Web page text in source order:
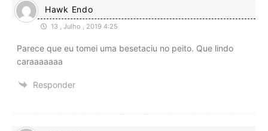
Hawk Endo
13 , Julho , 2019 4:25
Parece que eu tomei uma besetaciu no peito. Que lindo
caraaaaaaa
Responder